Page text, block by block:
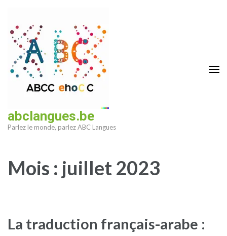
contenu
(Pressez
Entrée)
abclangues.be
Parlez le monde, parlez ABC Langues
Mois : juillet 2023
La traduction français-arabe :